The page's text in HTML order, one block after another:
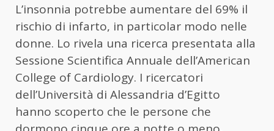
L’insonnia potrebbe aumentare del 69% il
rischio di infarto, in particolar modo nelle
donne. Lo rivela una ricerca presentata alla
Sessione Scientifica Annuale dell’American
College of Cardiology. I ricercatori
dell’Università di Alessandria d’Egitto
hanno scoperto che le persone che